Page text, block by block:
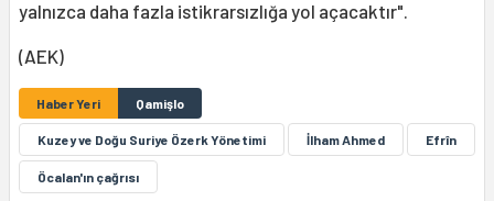
yalnızca daha fazla istikrarsızlığa yol açacaktır".
(AEK)
Haber Yeri Qamişlo
Kuzey ve Doğu Suriye Özerk Yönetimi İlham Ahmed Efrîn
Öcalan'ın çağrısı